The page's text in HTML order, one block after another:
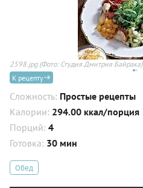
2598.jpg(Фото: Студия Дмитрия Байрака)
К рецепту
Сложность: Простые рецепты
Калории: 294.00 ккал/порция
Порций: 4
Готовка: 30 мин
Обед